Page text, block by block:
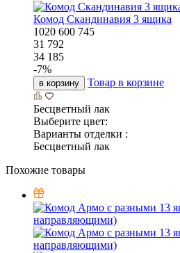
Комод Скандинавия 3 ящика
1020 600 745
31 792
34 185
-7%
в корзину Товар в корзине
Бесцветный лак
Выберите цвет:
Варианты отделки :
Бесцветный лак
Похожие товары